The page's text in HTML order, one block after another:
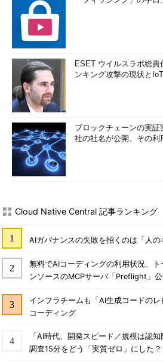
ESET ウイルスラボ総
ンキング攻撃の現状と
ブロックチェーンの実
社の社名が公開、その利
Cloud Native Central 記事ランキング
AIガバナンスの失敗を招くのは「人の
無料でAIコーディングの利用状況、
ンソースのMCPサーバ「Preflight」公
インフラチームも「AI生成コードの
コーディング
「AI時代、開発スピード／規模は認
調査15分をどう「実質ゼロ」にした？